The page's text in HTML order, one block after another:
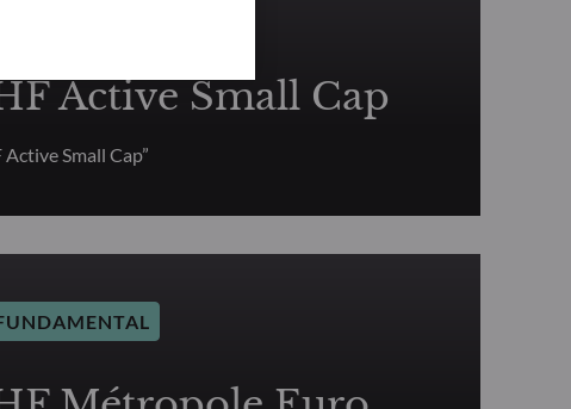
Active Small Cap
Small Cap”